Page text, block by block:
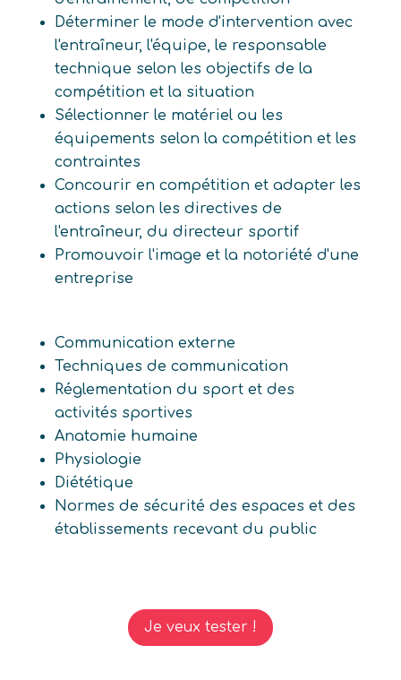
Déterminer le mode d'intervention avec
l'entraîneur, l'équipe, le responsable
technique selon les objectifs de la
compétition et la situation
Sélectionner le matériel ou les
équipements selon la compétition et les
contraintes
Concourir en compétition et adapter les
actions selon les directives de
l'entraîneur, du directeur sportif
Promouvoir l'image et la notoriété d'une
entreprise
Communication externe
Techniques de communication
Réglementation du sport et des
activités sportives
Anatomie humaine
Physiologie
Diététique
Normes de sécurité des espaces et des
établissements recevant du public
Je veux tester !